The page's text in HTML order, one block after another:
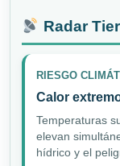
Radar
RIESGO
Calor
Temperaturas
elevan
hídrico y el